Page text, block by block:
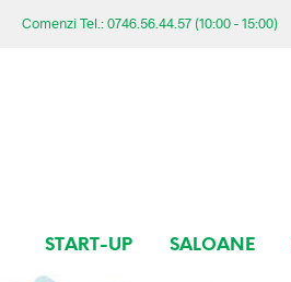
Comenzi Tel.: 0746.56.44.57 (10:00 - 15:00)
START-UP SALOANE